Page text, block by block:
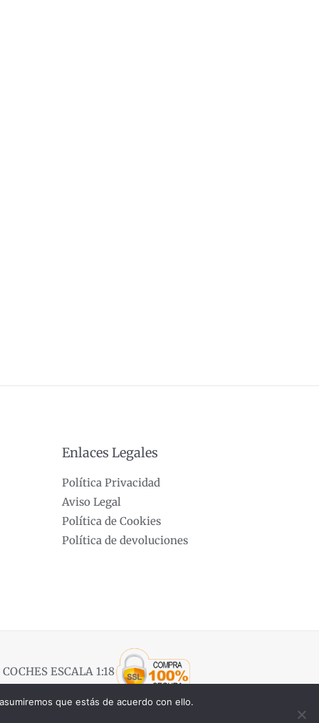
Enlaces Legales
Política Privacidad
Aviso Legal
Política de Cookies
Política de devoluciones
ESCALA 1:18
que estás de acuerdo con ello.